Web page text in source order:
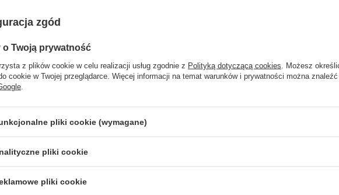
50401030
zgód
o Twoją prywatność
z plików cookie w celu realizacji usług zgodnie z Polityką dotyczącą cookies . Możesz
cookie w Twojej przeglądarce. Więcej informacji na temat warunków i prywatności można
pliki cookie (wymagane)
pliki cookie
pliki cookie